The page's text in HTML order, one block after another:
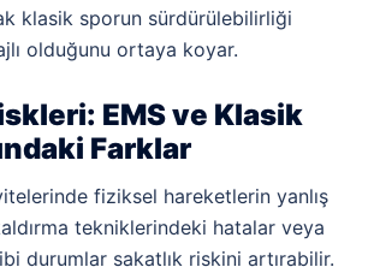
klasik sporun sürdürülebilirliği
olduğunu ortaya koyar.
EMS ve Klasik
Farklar
fiziksel hareketlerin yanlış
tekniklerindeki hatalar veya
durumlar sakatlık riskini artırabilir.